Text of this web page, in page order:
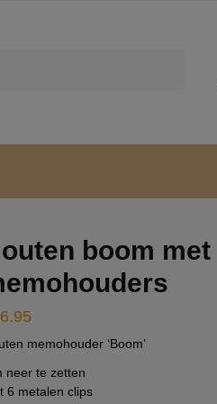
boom met
memohouder ‘Boom’
neer te zetten
6 metalen clips